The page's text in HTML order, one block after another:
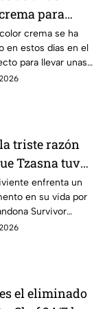
para
y darle
un toque
elegante y
crema se ha
en estos días en el
para llevar unas
delicadas y
triste razón
Tzasna tuvo
Survivor
Reliquia en
enfrenta un
en su vida por
Survivor
en Llamas.
el eliminado